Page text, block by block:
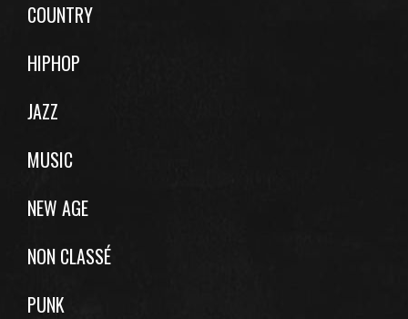
COUNTRY
HIPHOP
JAZZ
MUSIC
NEW AGE
NON CLASSÉ
PUNK